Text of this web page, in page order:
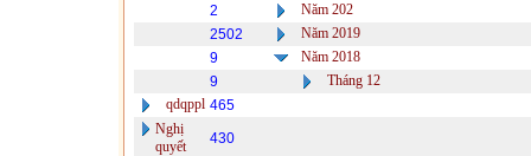
2
Năm 202
2502
Năm 2019
9
Năm 2018
9
Tháng 12
qdqppl 465
Nghị
quyết
430